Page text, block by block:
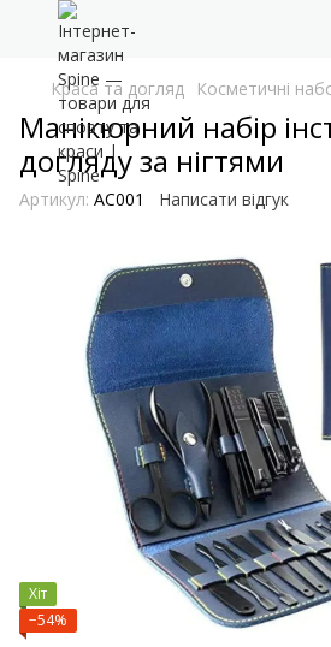
Краса та догляд Косметичні
Манікюрний набір
догляду за нігтями
Артикул: AC001 Написати відгук
Хіт
−54%